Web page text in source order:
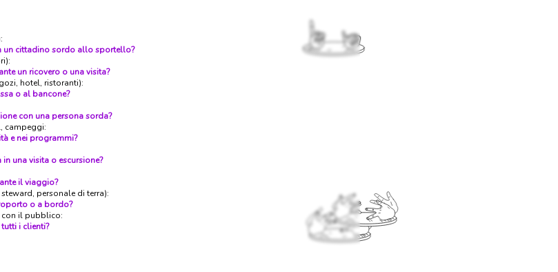
un cittadino sordo allo sportello?
un ricovero o una visita?
hotel, ristoranti):
o al bancone?
con una persona sorda?
campeggi:
e nei programmi?
una visita o escursione?
il viaggio?
personale di terra):
o a bordo?
il pubblico:
i clienti?